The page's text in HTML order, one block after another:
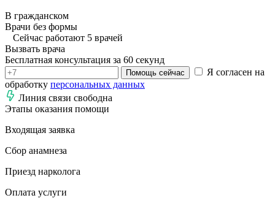
В гражданском
Врачи без формы
Сейчас работают 5 врачей
Вызвать врача
Бесплатная консультация за 60 секунд
Помощь сейчас
Я согласен на
обработку персональных данных
Линия связи свободна
Этапы оказания помощи
Входящая заявка
Сбор анамнеза
Приезд нарколога
Оплата услуги